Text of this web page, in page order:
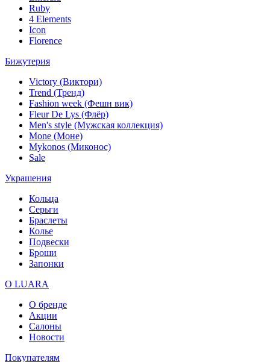
Ruby
4 Elements
Icon
Florence
Бижутерия
Victory (Виктори)
Trend (Тренд)
Fashion week (Фешн вик)
Fleur De Lys (Флёр)
Men's style (Мужская коллекция)
Mone (Моне)
Mykonos (Миконос)
Sale
Украшения
Кольца
Серьги
Браслеты
Колье
Подвески
Броши
Запонки
О LUARA
О бренде
Акции
Салоны
Новости
Покупателям